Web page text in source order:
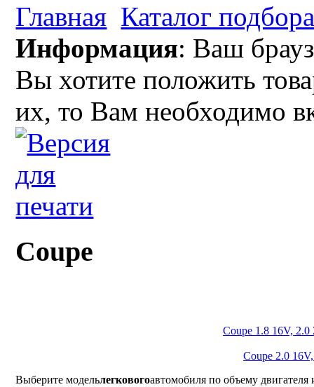
Главная Каталог
Информация: Ваш
Вы хотите положить
их, то Вам необходимо
Coupe
Coupe 1.8 16V,
Coupe 2.0
Выберите модельлегковогоавтомобиля по объему